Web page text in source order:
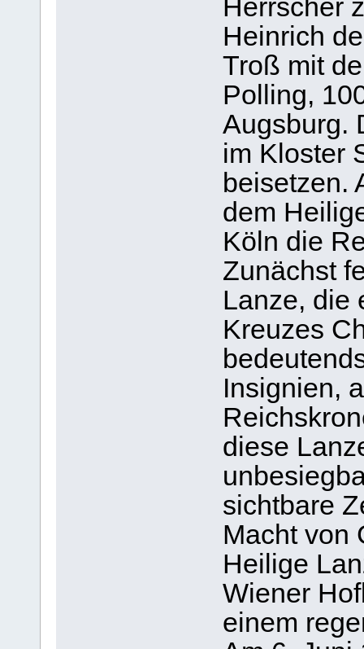
Herrscher
Heinrich
Troß mit
Polling,
Augsburg.
im Kloster
beisetzen.
dem
Köln die
Zunächst
Lanze, die
Kreuzes
Insignien,
diese
sichtbare
Macht von
Heilige
Wiener
einem